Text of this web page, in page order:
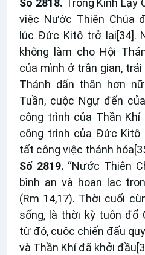
Số 2818. Trong Kinh Lạy
việc Nước Thiên Chúa
lúc Đức Kitô trở lại[34].
không làm cho Hội
của mình ở trần gian,
Thánh dấn thân hơn
Tuần, cuộc Ngự đến
công trình của Thần Khí
công trình của Đức Kitô
tất công việc thánh hóa
Số 2819. “Nước Thiên
bình an và hoan lạc
(Rm 14,17). Thời cuối
sống, là thời kỳ tuôn đổ
từ đó, cuộc chiến đấu
và Thần Khí đã khởi đầu